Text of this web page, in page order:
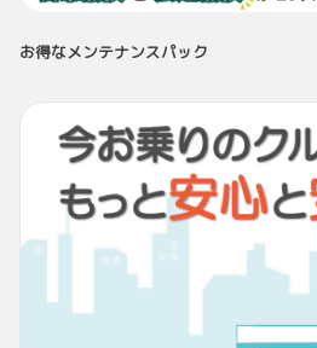
お得なメンテナンスパック